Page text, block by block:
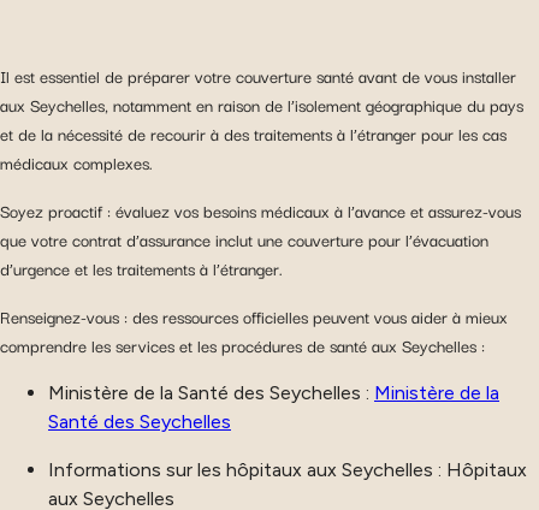
Il est essentiel de préparer votre couverture santé avant de vous installer
aux Seychelles, notamment en raison de l’isolement géographique du pays
et de la nécessité de recourir à des traitements à l’étranger pour les cas
médicaux complexes.
Soyez proactif : évaluez vos besoins médicaux à l’avance et assurez-vous
que votre contrat d’assurance inclut une couverture pour l’évacuation
d’urgence et les traitements à l’étranger.
Renseignez-vous : des ressources officielles peuvent vous aider à mieux
comprendre les services et les procédures de santé aux Seychelles :
Ministère de la Santé des Seychelles : Ministère de la
Santé des Seychelles
Informations sur les hôpitaux aux Seychelles : Hôpitaux
aux Seychelles